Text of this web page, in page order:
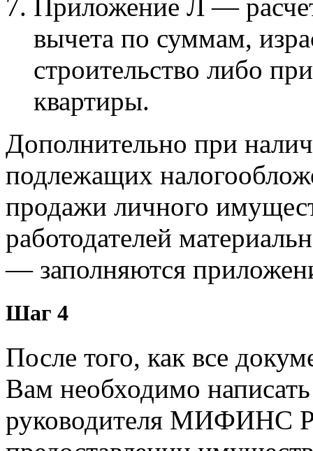
Приложение Л —
вычета по суммам,
строительство либо
квартиры.
Дополнительно при
подлежащих
продажи личного
работодателей
— заполняются
Шаг 4
После того, как все
Вам необходимо
руководителя МИФИНС